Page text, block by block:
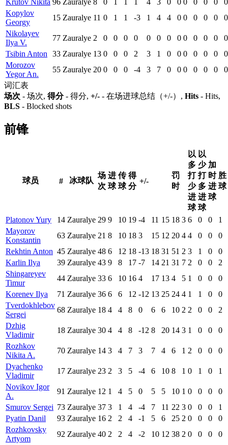
Krutov Nikita 96 Zauralye 8 0 1 1 1 4 3 0 0 0 0 0 0
0
Kopylov
Georgy
15 Zauralye 11 0 1 1 -3 1 4 4 0 0 0 0 0
0
Nikolayev
Ilya V.
77 Zauralye 2 0 0 0 0 0 0 0 0 0 0 0 0
0
Tsibin Anton 33 Zauralye 13 0 0 0 2 3 1 0 0 0 0 0 0
0
Morozov
Yegor An.
55 Zauralye 20 0 0 0 -4 3 7 0 0 0 0 0 0
0
词汇表
场次 - 场次, 得分- 得分, +/- - 在场进球总结（+/-）, Hits - Hits,
BLS - Blocked shots
前锋
球员 # 冰球队
场
次
进
球
传
球
得
分
+/-
罚
时
以
多
打
少
进
球
以
少
打
多
进
球
加
时
进
球
胜
球
Platonov Yury 14 Zauralye 29 9 10 19 -4 11 15 18 3 6 0 0
1
Mayorov
Konstantin
63 Zauralye 21 8 10 18 3 15 12 20 4 4 0 0
0
Rekhtin Anton 45 Zauralye 48 6 12 18 -13 18 31 51 2 3 1 0
0
Karlin Ilya
39 Zauralye 43 9 8 17 -7 14 21 31 7 2 0 0
2
Shingareyev
Timur
44 Zauralye 33 6 10 16 4 17 13 4 5 1 0 0
0
Korenev Ilya
71 Zauralye 36 6 6 12 -12 13 25 24 4 1 1 0
0
Tverdokhlebov
Sergei
68 Zauralye 18 4 4 8 0 6 6 10 2 2 0 0
2
Dzhig
Vladimir
18 Zauralye 30 4 4 8 -12 8 20 14 3 1 0 0
0
Rozhkov
Nikita A.
70 Zauralye 14 3 4 7 3 7 4 6 1 2 0 0
0
Dyachenko
Vladimir
17 Zauralye 23 2 3 5 -4 6 10 8 1 0 1 0
1
Novikov Igor
A.
91 Zauralye 12 1 4 5 0 5 5 10 1 0 0 0
0
Smurov Sergei 73 Zauralye 37 3 1 4 -4 7 11 22 3 0 0 0
1
Pyatin Danil
93 Zauralye 16 2 2 4 -1 5 6 25 2 0 0 0
0
Rozhkovsky
Artyom
92 Zauralye 40 2 2 4 -2 10 12 38 2 0 0 0
0